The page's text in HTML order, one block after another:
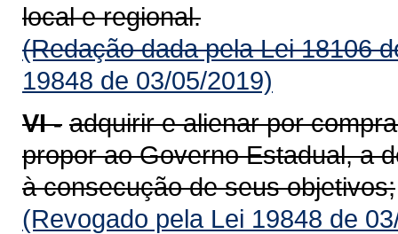
local e regional.
(Redação dada pela Lei 18106
19848 de 03/05/2019)
VI - adquirir e alienar por
propor ao Governo Estadual, a
à consecução de seus objetivos;
(Revogado pela Lei 19848 de